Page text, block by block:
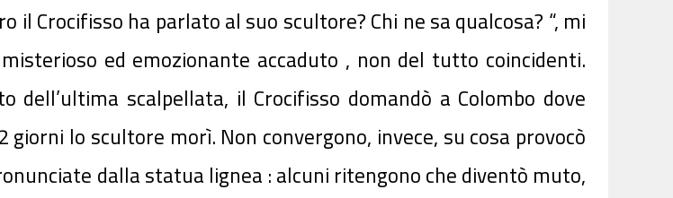
il Crocifisso ha parlato al suo scultore? Chi ne sa qualcosa? “, mi
ed emozionante accaduto , non del tutto coincidenti.
scalpellata, il Crocifisso domandò a Colombo dove
giorni lo scultore morì. Non convergono, invece, su cosa provocò
dalla statua lignea : alcuni ritengono che diventò muto,